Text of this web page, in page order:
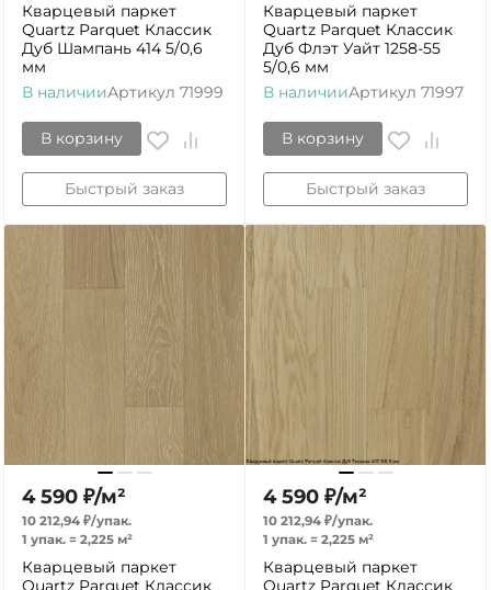
Кварцевый паркет
Quartz Parquet Классик
Дуб Шампань 414 5/0,6
мм
В наличииАртикул 71999
В корзину
Быстрый заказ
Кварцевый паркет
Quartz Parquet Классик
Дуб Флэт Уайт 1258-55
5/0,6 мм
В наличииАртикул 71997
В корзину
Быстрый заказ
4 590 ₽/м²
10 212,94 ₽/упак.
1 упак. = 2,225 м²
Кварцевый паркет
Quartz Parquet Классик
4 590 ₽/м²
10 212,94 ₽/упак.
1 упак. = 2,225 м²
Кварцевый паркет
Quartz Parquet Классик